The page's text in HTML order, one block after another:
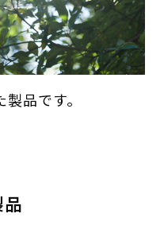
品です。